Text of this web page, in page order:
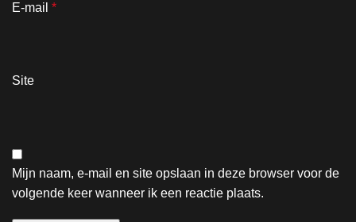
E-mail *
Site
Mijn naam, e-mail en site opslaan in deze browser voor de
volgende keer wanneer ik een reactie plaats.